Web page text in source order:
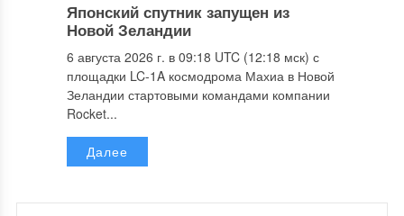
Японский спутник запущен из
Новой Зеландии
6 августа 2026 г. в 09:18 UTC (12:18 мск) с
площадки LC-1A космодрома Махиа в Новой
Зеландии стартовыми командами компании
Rocket...
Далее